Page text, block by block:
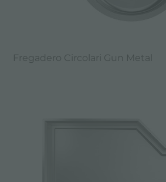
Fregadero Circolari Gun Metal